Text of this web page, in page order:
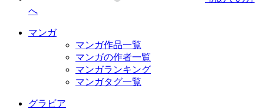
へ
マンガ
マンガ作品一覧
マンガの作者一覧
マンガランキング
マンガタグ一覧
グラビア